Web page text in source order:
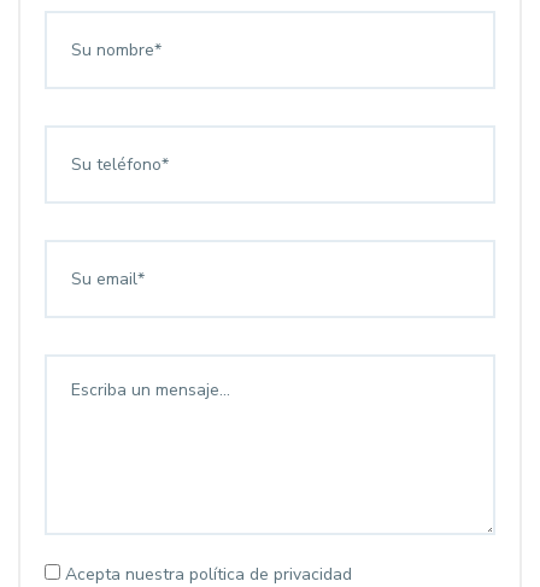
Acepta nuestra política de privacidad